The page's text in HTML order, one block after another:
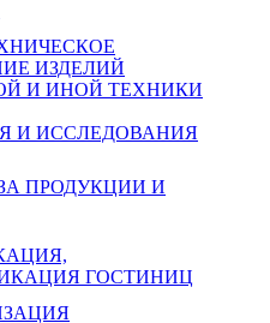
ИЗДЕЛИЙ
И ИНОЙ ТЕХНИКИ
И ИССЛЕДОВАНИЯ
ПРОДУКЦИИ И
ГОСТИНИЦ